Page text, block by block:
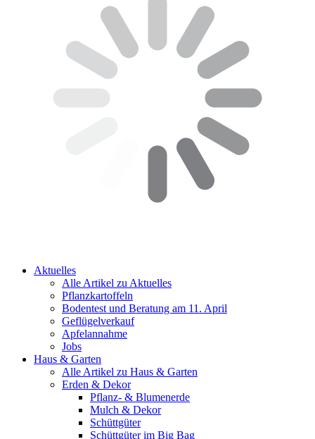
Aktuelles
Alle Artikel zu Aktuelles
Pflanzkartoffeln
Bodentest und Beratung am 11. April
Geflügelverkauf
Apfelannahme
Jobs
Haus & Garten
Alle Artikel zu Haus & Garten
Erden & Dekor
Pflanz- & Blumenerde
Mulch & Dekor
Schüttgüter
Schüttgüter im Big Bag